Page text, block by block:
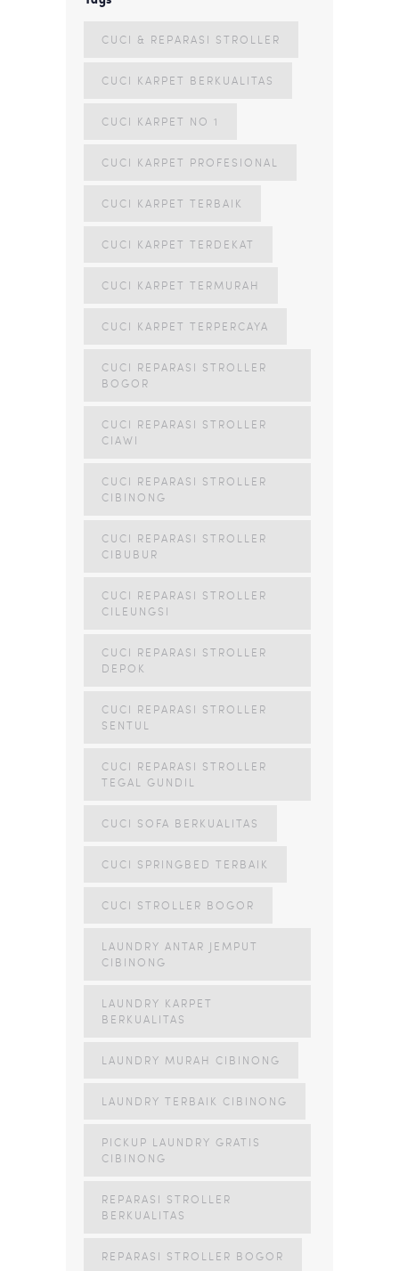
CUCI & REPARASI STROLLER
CUCI KARPET BERKUALITAS
CUCI KARPET NO 1
CUCI KARPET PROFESIONAL
CUCI KARPET TERBAIK
CUCI KARPET TERDEKAT
CUCI KARPET TERMURAH
CUCI KARPET TERPERCAYA
CUCI REPARASI STROLLER
BOGOR
CUCI REPARASI STROLLER
CIAWI
CUCI REPARASI STROLLER
CIBINONG
CUCI REPARASI STROLLER
CIBUBUR
CUCI REPARASI STROLLER
CILEUNGSI
CUCI REPARASI STROLLER
DEPOK
CUCI REPARASI STROLLER
SENTUL
CUCI REPARASI STROLLER
TEGAL GUNDIL
CUCI SOFA BERKUALITAS
CUCI SPRINGBED TERBAIK
CUCI STROLLER BOGOR
LAUNDRY ANTAR JEMPUT
CIBINONG
LAUNDRY KARPET
BERKUALITAS
LAUNDRY MURAH CIBINONG
LAUNDRY TERBAIK CIBINONG
PICKUP LAUNDRY GRATIS
CIBINONG
REPARASI STROLLER
BERKUALITAS
REPARASI STROLLER BOGOR